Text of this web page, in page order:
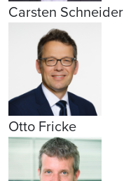
Carsten Schneider
Otto Fricke